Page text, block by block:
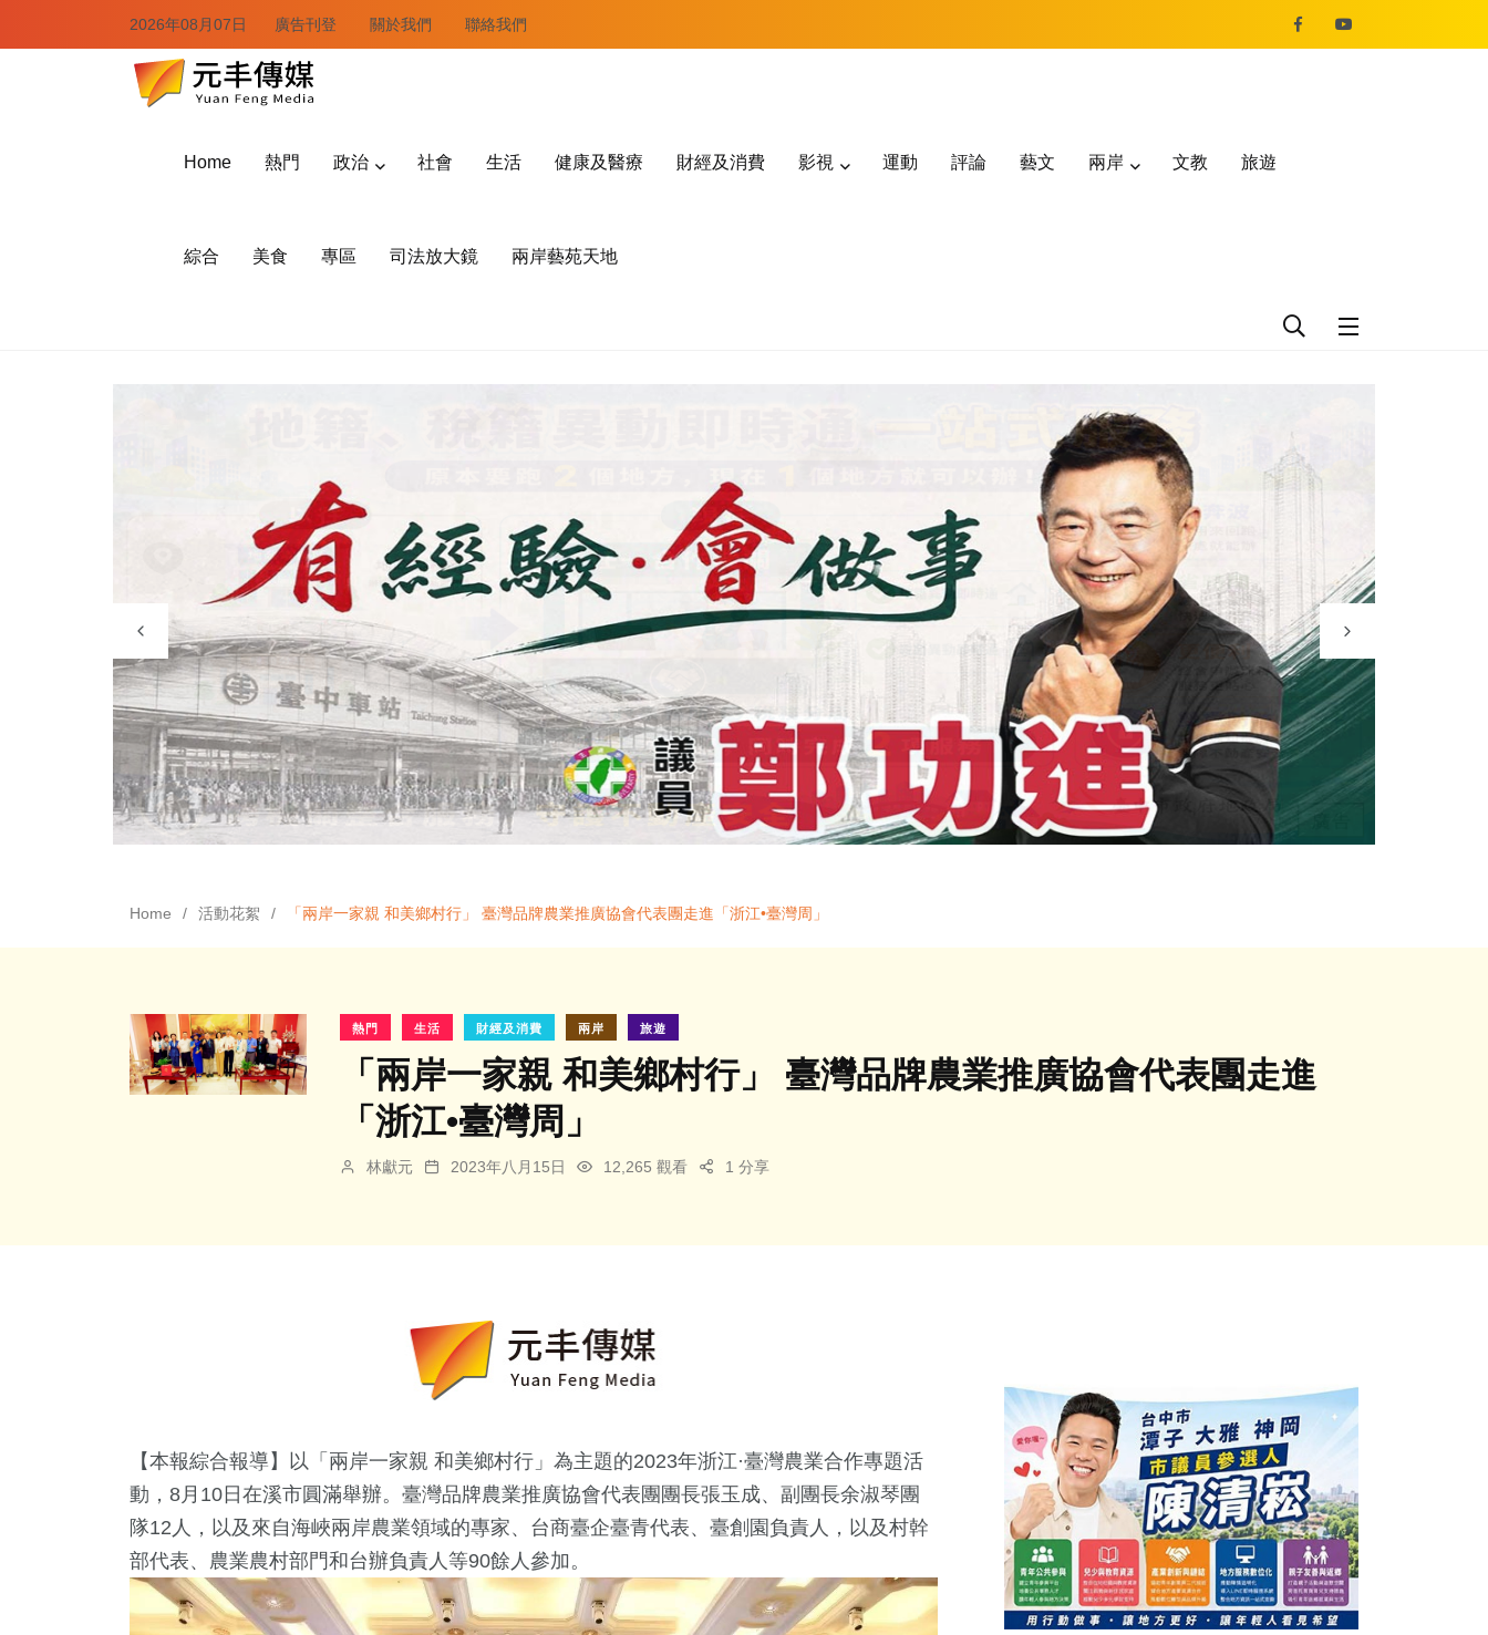
2026年08月07日 廣告刊登 關於我們 聯絡我們
Home 熱門 政治 社會 生活 健康及醫療 財經及消費 影視 運動 評論 藝文 兩岸 文教 旅遊
綜合 美食 專區 司法放大鏡 兩岸藝苑天地
Home 活動花絮 「兩岸一家親 和美鄉村行」 臺灣品牌農業推廣協會代表團走進「浙江•臺灣周」
熱門 生活 財經及消費 兩岸 旅遊
「兩岸一家親 和美鄉村行」 臺灣品牌農業推廣協會代表團走進
「浙江•臺灣周」
林獻元 2023年八月15日 12,265 觀看 1 分享
【本報綜合報導】以「兩岸一家親 和美鄉村行」為主題的2023年浙江·臺灣農業合作專題活
動，8月10日在溪市圓滿舉辦。臺灣品牌農業推廣協會代表團團長張玉成、副團長余淑琴團
隊12人，以及來自海峽兩岸農業領域的專家、台商臺企臺青代表、臺創園負責人，以及村幹
部代表、農業農村部門和台辦負責人等90餘人參加。